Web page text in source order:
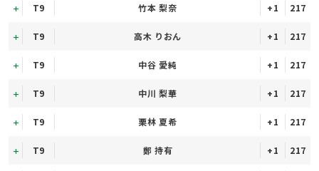
T9 竹本 梨奈 +1 217
T9 高木 りおん +1 217
T9 中谷 愛純 +1 217
T9 中川 梨華 +1 217
T9 栗林 夏希 +1 217
T9 鄭 持有 +1 217